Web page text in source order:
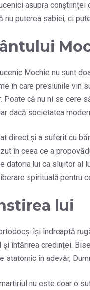
asupra conștiinței
puterea sabiei, ci
Mochie nu sunt
în care presiunile vin
că nu ni se cere
dacă societatea
direct și a suferit cu
în ceea ce a
lui ca slujitor al
spirituală pentru
lui
își îndreaptă
și întărirea credinței.
statornic în adevăr,
nu este doar o